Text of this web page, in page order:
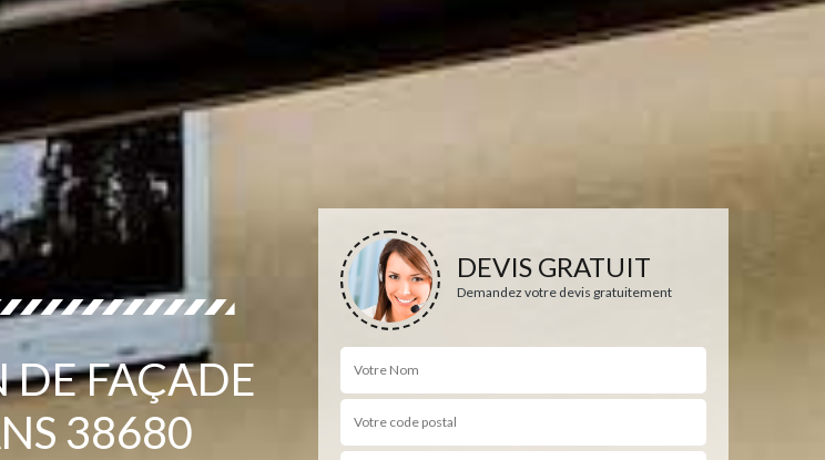
DE FAÇADE
38680
DEVIS GRATUIT
Demandez votre devis gratuitement